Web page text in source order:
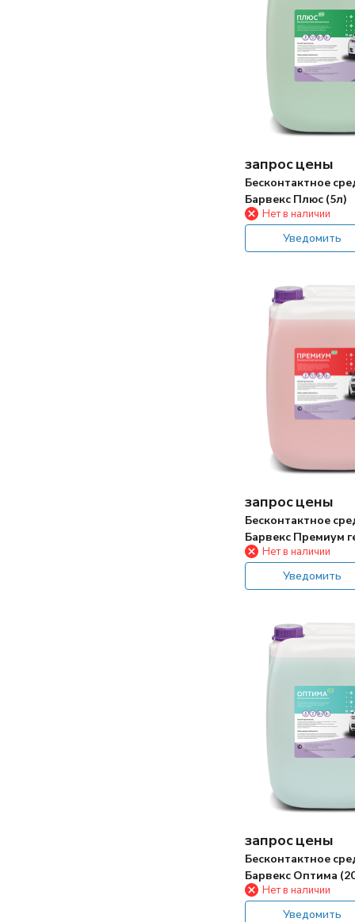
запрос цены
Бесконтактное
Барвекс Плюс (5л)
Нет в наличии
Уведомить
запрос цены
Бесконтактное
Барвекс Премиум
Нет в наличии
Уведомить
запрос цены
Бесконтактное
Барвекс Оптима
Нет в наличии
Уведомить